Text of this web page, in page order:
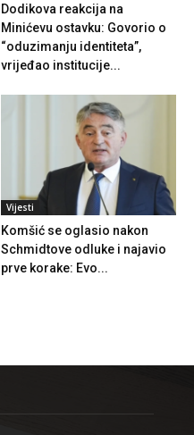
Dodikova reakcija na
Minićevu ostavku: Govorio o
“oduzimanju identiteta”,
vrijeđao institucije...
Vijesti
Komšić se oglasio nakon
Schmidtove odluke i najavio
prve korake: Evo...